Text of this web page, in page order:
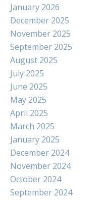
January 2026
December 2025
November 2025
September 2025
August 2025
July 2025
June 2025
May 2025
April 2025
March 2025
January 2025
December 2024
November 2024
October 2024
September 2024